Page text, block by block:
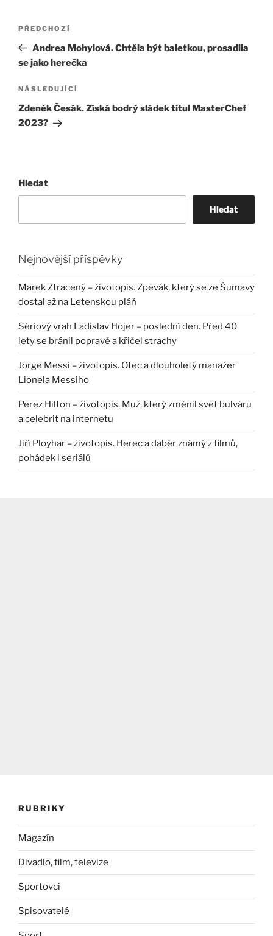
Navigace
příspěvek
Předchozí
příspěvek
PŘEDCHOZÍ
Andrea Mohylová. Chtěla být baletkou, prosadila
se jako herečka
Následující
příspěvek
NÁSLEDUJÍCÍ
Zdeněk Česák. Získá bodrý sládek titul MasterChef
2023?
Hledat
Hledat
Nejnovější příspěvky
Marek Ztracený – životopis. Zpěvák, který se ze Šumavy
dostal až na Letenskou pláň
Sériový vrah Ladislav Hojer – poslední den. Před 40
lety se bránil popravě a křičel strachy
Jorge Messi – životopis. Otec a dlouholetý manažer
Lionela Messiho
Perez Hilton – životopis. Muž, který změnil svět bulváru
a celebrit na internetu
Jiří Ployhar – životopis. Herec a dabér známý z filmů,
pohádek i seriálů
RUBRIKY
Magazín
Divadlo, film, televize
Sportovci
Spisovatelé